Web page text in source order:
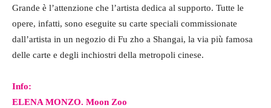
Grande è l’attenzione che l’artista dedica al supporto. Tutte le
opere, infatti, sono eseguite su carte speciali commissionate
dall’artista in un negozio di Fu zho a Shangai, la via più famosa
delle carte e degli inchiostri della metropoli cinese.
Info:
ELENA MONZO. Moon Zoo